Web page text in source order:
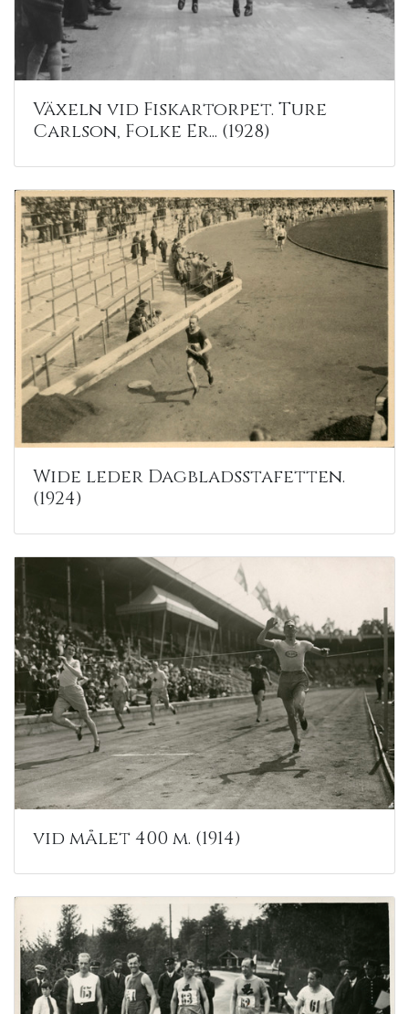
Växeln vid Fiskartorpet. Ture
Carlson, Folke Er... (1928)
Wide leder Dagbladsstafetten.
(1924)
vid målet 400 m. (1914)